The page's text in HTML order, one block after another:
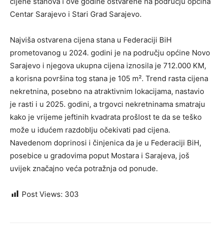
Centar Sarajevo i Stari Grad Sarajevo.
Najviša ostvarena cijena stana u Federaciji BiH
prometovanog u 2024. godini je na području općine Novo
Sarajevo i njegova ukupna cijena iznosila je 712.000 KM,
a korisna površina tog stana je 105 m². Trend rasta cijena
nekretnina, posebno na atraktivnim lokacijama, nastavio
je rasti i u 2025. godini, a trgovci nekretninama smatraju
kako je vrijeme jeftinih kvadrata prošlost te da se teško
može u idućem razdoblju očekivati pad cijena.
Navedenom doprinosi i činjenica da je u Federaciji BiH,
posebice u gradovima poput Mostara i Sarajeva, još
uvijek značajno veća potražnja od ponude.
Post Views: 303